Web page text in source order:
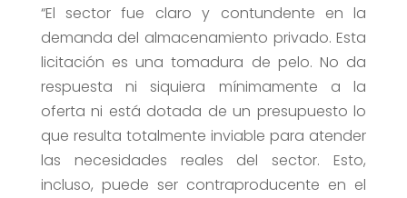
“El sector fue claro y contundente en la
demanda del almacenamiento privado. Esta
licitación es una tomadura de pelo. No da
respuesta ni siquiera mínimamente a la
oferta ni está dotada de un presupuesto lo
que resulta totalmente inviable para atender
las necesidades reales del sector. Esto,
incluso, puede ser contraproducente en el